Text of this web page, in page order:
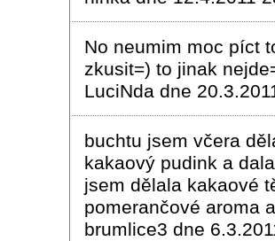
No neumim moc píct
zkusit=) to jinak
LuciNda dne
buchtu jsem včera
kakaový pudink a
jsem dělala kakaové
pomerančové aroma
brumlice3 dne